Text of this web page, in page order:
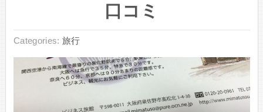
口コミ
Categories: 旅行